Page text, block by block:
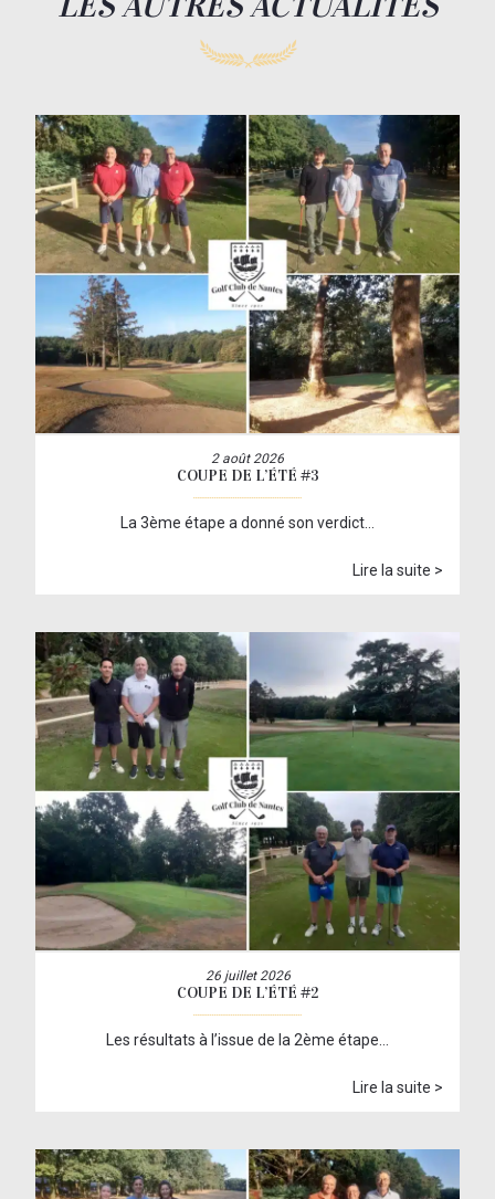
2 août 2026
COUPE DE L’ÉTÉ #3
La 3ème étape a donné son verdict…
Lire la suite >
26 juillet 2026
COUPE DE L’ÉTÉ #2
Les résultats à l’issue de la 2ème étape…
Lire la suite >